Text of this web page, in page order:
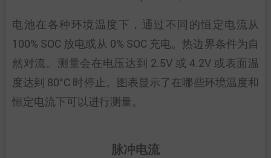
电池在各种环境温度下，通过不同的恒定电流从
100% SOC 放电或从 0% SOC 充电。热边界条件为自
然对流。测量会在电压达到 2.5V 或 4.2V 或表面温
度达到 80°C 时停止。图表显示了在哪些环境温度和
恒定电流下可以进行测量。
脉冲电流